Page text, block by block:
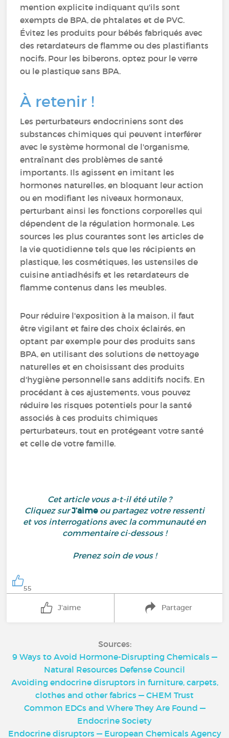
mention explicite indiquant qu'ils sont
exempts de BPA, de phtalates et de PVC.
Évitez les produits pour bébés fabriqués avec
des retardateurs de flamme ou des plastifiants
nocifs. Pour les biberons, optez pour le verre
ou le plastique sans BPA.
À retenir !
Les perturbateurs endocriniens sont des
substances chimiques qui peuvent interférer
avec le système hormonal de l'organisme,
entraînant des problèmes de santé
importants. Ils agissent en imitant les
hormones naturelles, en bloquant leur action
ou en modifiant les niveaux hormonaux,
perturbant ainsi les fonctions corporelles qui
dépendent de la régulation hormonale. Les
sources les plus courantes sont les articles de
la vie quotidienne tels que les récipients en
plastique, les cosmétiques, les ustensiles de
cuisine antiadhésifs et les retardateurs de
flamme contenus dans les meubles.
Pour réduire l'exposition à la maison, il faut
être vigilant et faire des choix éclairés, en
optant par exemple pour des produits sans
BPA, en utilisant des solutions de nettoyage
naturelles et en choisissant des produits
d'hygiène personnelle sans additifs nocifs. En
procédant à ces ajustements, vous pouvez
réduire les risques potentiels pour la santé
associés à ces produits chimiques
perturbateurs, tout en protégeant votre santé
et celle de votre famille.
Cet article vous a-t-il été utile ?
Cliquez surJ’aimeou partagez votre ressenti
et vos interrogations avec la communauté en
commentaire ci-dessous !
Prenez soin de vous !
55
J'aime Partager
Sources:
9 Ways to Avoid Hormone-Disrupting Chemicals —
Natural Resources Defense Council
Avoiding endocrine disruptors in furniture, carpets,
clothes and other fabrics — CHEM Trust
Common EDCs and Where They Are Found —
Endocrine Society
Endocrine disruptors — European Chemicals Agency